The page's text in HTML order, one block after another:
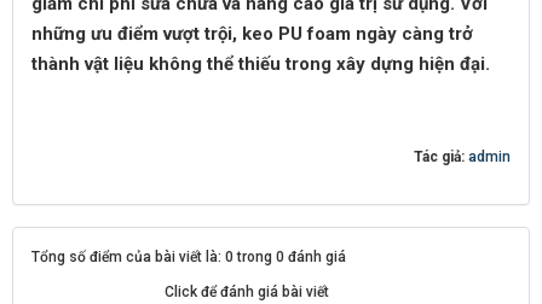
những ưu điểm vượt trội, keo PU foam ngày càng trở
thành vật liệu không thể thiếu trong xây dựng hiện đại.
Tác giả: admin
Tổng số điểm của bài viết là: 0 trong 0 đánh giá
Click để đánh giá bài viết